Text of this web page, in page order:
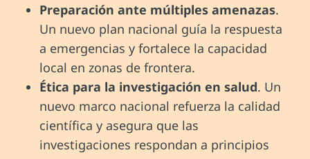
Preparación ante múltiples amenazas.
Un nuevo plan nacional guía la respuesta
a emergencias y fortalece la capacidad
local en zonas de frontera.
Ética para la investigación en salud. Un
nuevo marco nacional refuerza la calidad
científica y asegura que las
investigaciones respondan a principios